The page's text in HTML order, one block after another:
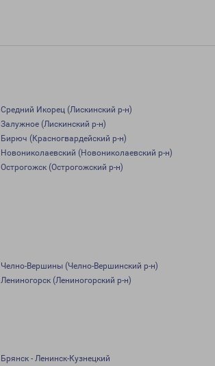
Средний Икорец (Лискинский р-н)
Залужное (Лискинский р-н)
Бирюч (Красногвардейский р-н)
Новониколаевский (Новониколаевский р-н)
Острогожск (Острогожский р-н)
Челно-Вершины (Челно-Вершинский р-н)
Лениногорск (Лениногорский р-н)
Брянск - Ленинск-Кузнецкий